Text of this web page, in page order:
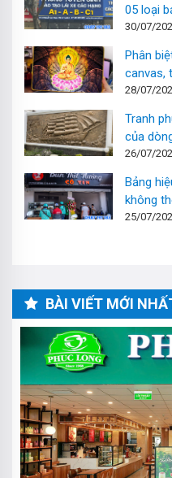
05 loại
30/07/
Phân
canvas,
28/07/
Tranh
của
26/07/
Bảng
không
25/07/
BÀI VIẾT MỚI